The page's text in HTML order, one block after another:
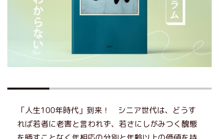
「人生100年時代」到来！ シニア世代は、どうす
れば若者に老害と言われず、若さにしがみつく醜態